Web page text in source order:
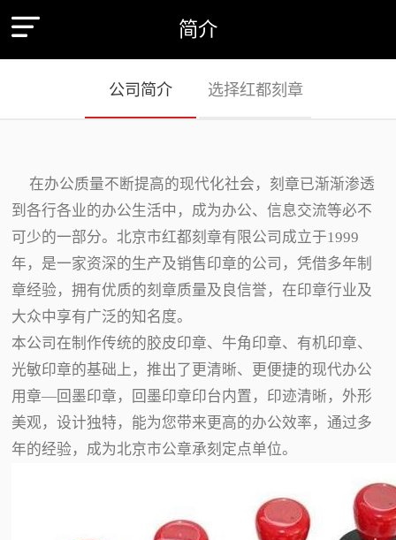
简介
公司简介 选择红都刻章
在办公质量不断提高的现代化社会，刻章已渐渐渗透
到各行各业的办公生活中，成为办公、信息交流等必不
可少的一部分。北京市红都刻章有限公司成立于1999
年，是一家资深的生产及销售印章的公司，凭借多年制
章经验，拥有优质的刻章质量及良信誉，在印章行业及
大众中享有广泛的知名度。
本公司在制作传统的胶皮印章、牛角印章、有机印章、
光敏印章的基础上，推出了更清晰、更便捷的现代办公
用章—回墨印章，回墨印章印台内置，印迹清晰，外形
美观，设计独特，能为您带来更高的办公效率，通过多
年的经验，成为北京市公章承刻定点单位。